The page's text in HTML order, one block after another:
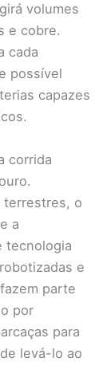
volumes
e cobre.
cada
possível
capazes
corrida
terrestres, o
a
tecnologia
e
parte
por
para
levá-lo ao